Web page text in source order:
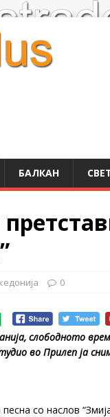
БАЛКАН
0
слободното
во Прилеп ја
со наслов